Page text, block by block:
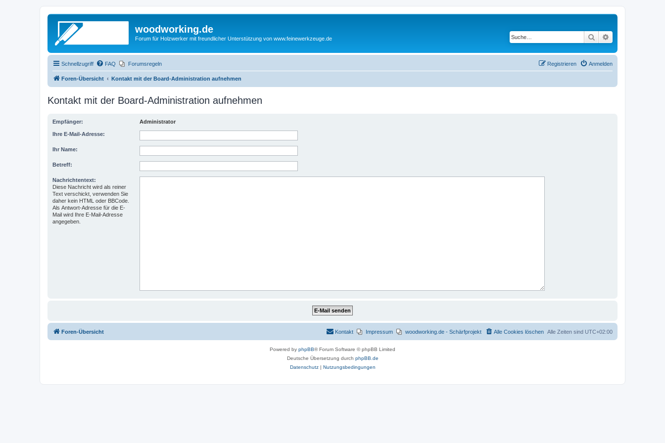
woodworking.de
Forum für Holzwerker mit freundlicher Unterstützung von www.feinewerkzeuge.de Suche
Schnellzugriff FAQ Forumsregeln Anmelden
Registrieren
Foren-Übersicht Kontakt mit der Board-Administration aufnehmen
Kontakt mit der Board-Administration aufnehmen
Empfänger: Administrator
Ihre E-Mail-Adresse:
Ihr Name:
Betreff:
Nachrichtentext:
Diese Nachricht wird als reiner
Text verschickt, verwenden Sie
daher kein HTML oder BBCode.
Als Antwort-Adresse für die E-
Mail wird Ihre E-Mail-Adresse
angegeben.
Foren-Übersicht Alle Zeiten sind UTC+02:00
Alle Cookies löschen
woodworking.de - Schärfprojekt
Impressum
Kontakt
Powered by phpBB® Forum Software © phpBB Limited
Deutsche Übersetzung durch phpBB.de
Datenschutz| Nutzungsbedingungen